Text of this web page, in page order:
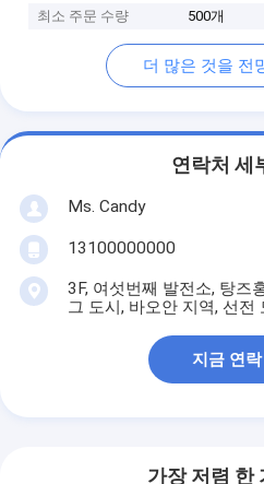
최소 주문 수량
500개
더 많은 것을 전
연락처 세
Ms. Candy
13100000000
3F, 여섯번째 발전소, 탕즈
그 도시, 바오안 지역, 선전
지금 연락
가장 저렴 한